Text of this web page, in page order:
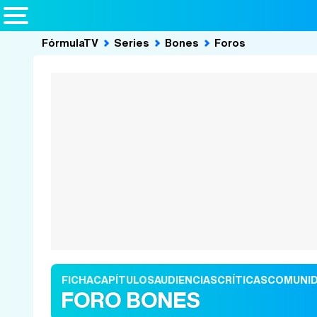
FórmulaTV Series Bones Foros
FICHACAPÍTULOSAUDIENCIASCRÍTICAS
FORO BONES